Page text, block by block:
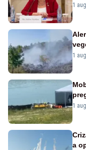
nu
1
1
1
a